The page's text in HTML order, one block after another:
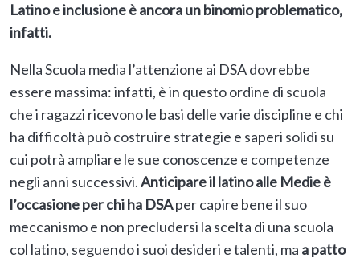
Latino e inclusione è ancora un binomio problematico,
infatti.
Nella Scuola media l’attenzione ai DSA dovrebbe
essere massima: infatti, è in questo ordine di scuola
che i ragazzi ricevono le basi delle varie discipline e chi
ha difficoltà può costruire strategie e saperi solidi su
cui potrà ampliare le sue conoscenze e competenze
negli anni successivi.Anticipare il latino alle Medie è
l’occasione per chi ha DSAper capire bene il suo
meccanismo e non precludersi la scelta di una scuola
col latino, seguendo i suoi desideri e talenti, ma a patto